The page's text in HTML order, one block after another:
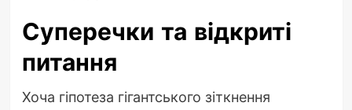
Суперечки та відкриті
питання
Хоча гіпотеза гігантського зіткнення